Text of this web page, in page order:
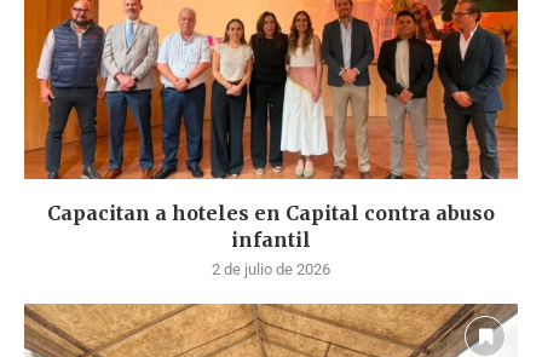
Capacitan a hoteles en Capital contra abuso
infantil
2 de julio de 2026